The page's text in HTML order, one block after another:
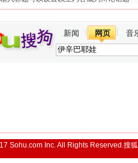
新闻 网页 音
Sohu.com Inc. All Rights Reserved.搜